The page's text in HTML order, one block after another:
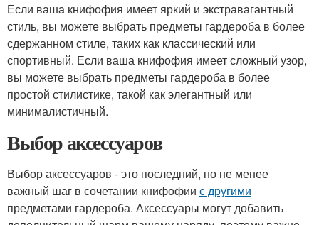
Если ваша книфофия имеет яркий и экстравагантный
стиль, вы можете выбрать предметы гардероба в более
сдержанном стиле, таких как классический или
спортивный. Если ваша книфофия имеет сложный узор,
вы можете выбрать предметы гардероба в более
простой стилистике, такой как элегантный или
минималистичный.
Выбор аксессуаров
Выбор аксессуаров - это последний, но не менее
важный шаг в сочетании книфофии с другими
предметами гардероба. Аксессуары могут добавить